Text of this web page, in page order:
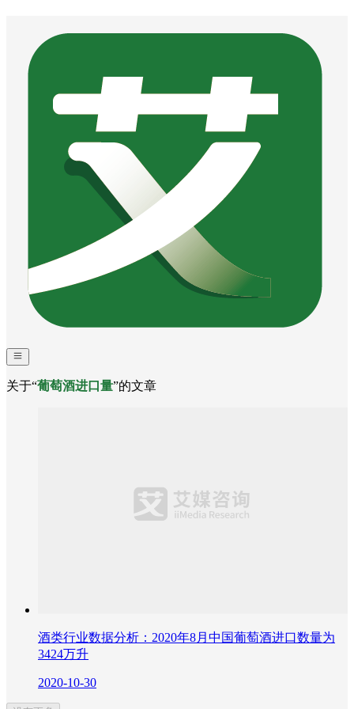
关于“葡萄酒进口量”的文章
酒类行业数据分析：2020年8月中国葡萄酒进口数量为
3424万升
2020-10-30